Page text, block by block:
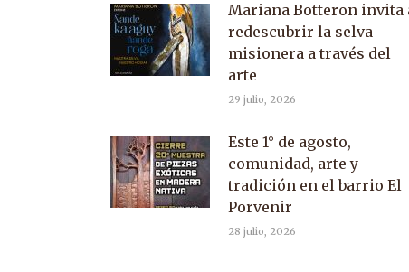
Mariana Botteron invita
redescubrir la selva
misionera a través del
arte
29 julio, 2026
Este 1° de agosto,
comunidad, arte y
tradición en el barrio El
Porvenir
28 julio, 2026